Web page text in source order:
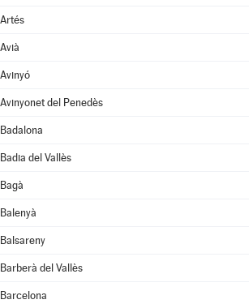
Artés
Avià
Avinyó
Avinyonet del Penedès
Badalona
Badia del Vallès
Bagà
Balenyà
Balsareny
Barberà del Vallès
Barcelona